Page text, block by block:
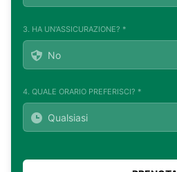
3. HA UN'ASSICURAZIONE? *
4. QUALE ORARIO PREFERISCI? *